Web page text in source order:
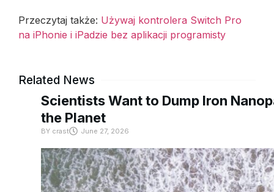
Przeczytaj także: Używaj kontrolera Switch Pro
na iPhonie i iPadzie bez aplikacji programisty
Related News
Scientists Want to Dump Iron
the Planet
BYcrast June 27, 2026